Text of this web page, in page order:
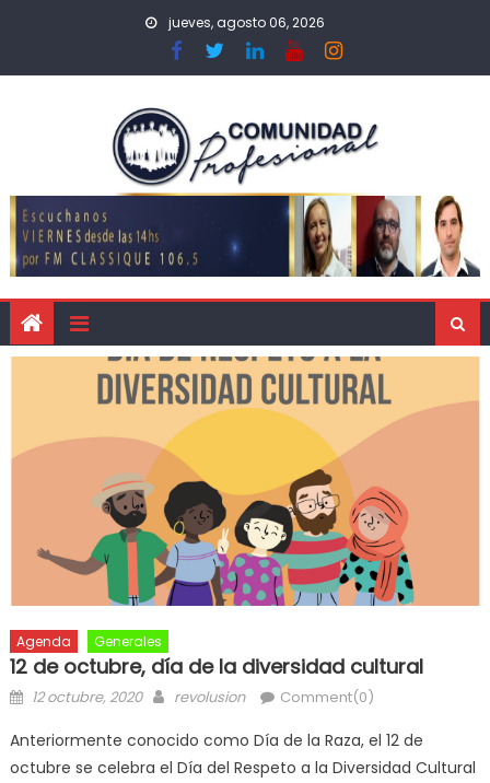
jueves, agosto 06, 2026
Agenda Generales
12 de octubre, día de la diversidad cultural
12 octubre, 2020 revolusion Comment(0)
Anteriormente conocido como Día de la Raza, el 12 de
octubre se celebra el Día del Respeto a la Diversidad Cultural